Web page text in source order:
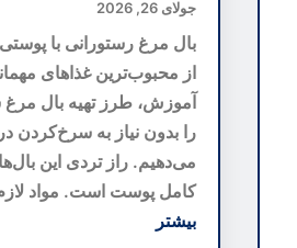
را
بزرگ‌تر
نشان
می‌دهند؛
رازهای
دکوراسیون
برای
جولای 26, 2026
بال مرغ رستورانی با
از محبوب‌ترین غذاهای
آموزش، طرز تهیه بال
را بدون نیاز به سرخ‌کردن
می‌دهیم. راز تردی این
کامل پوست است. مواد
بیشتر